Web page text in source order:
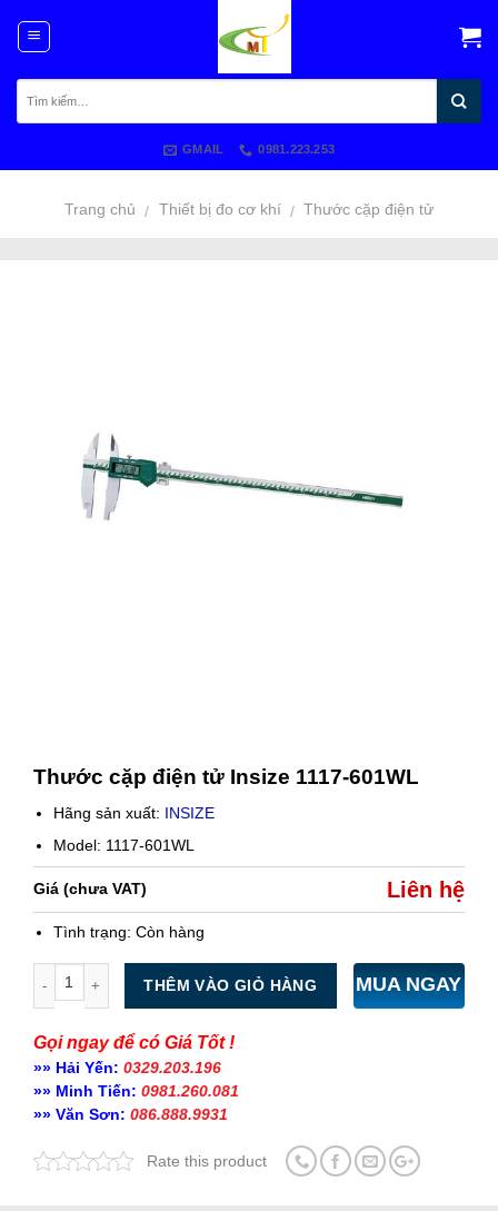
content
GMAIL 0981.223.253
Trang chủ / Thiết bị đo cơ khí / Thước cặp điện tử
Thước cặp điện tử Insize 1117-601WL
Hãng sản xuất: INSIZE
Model: 1117-601WL
Giá (chưa VAT) Liên hệ
Tình trạng: Còn hàng
THÊM VÀO GIỎ HÀNG MUA NGAY
Gọi ngay để có Giá Tốt !
»» Hải Yến: 0329.203.196
»» Minh Tiến: 0981.260.081
»» Văn Sơn: 086.888.9931
Rate this product